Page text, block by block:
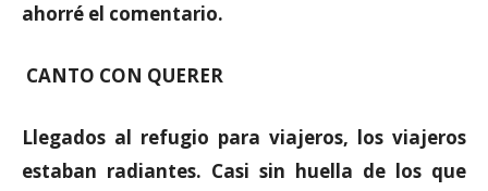
ahorré el comentario.
CANTO CON QUERER
Llegados al refugio para viajeros, los viajeros
estaban radiantes. Casi sin huella de los que